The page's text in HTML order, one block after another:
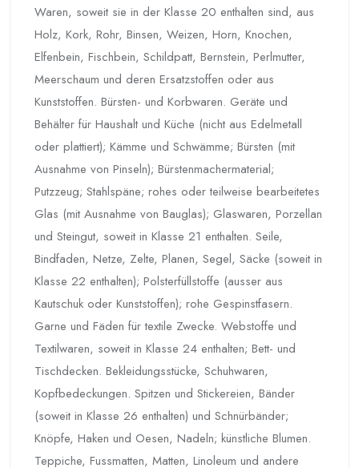
Waren, soweit sie in der Klasse 20 enthalten sind, aus
Holz, Kork, Rohr, Binsen, Weizen, Horn, Knochen,
Elfenbein, Fischbein, Schildpatt, Bernstein, Perlmutter,
Meerschaum und deren Ersatzstoffen oder aus
Kunststoffen. Bürsten- und Korbwaren. Geräte und
Behälter für Haushalt und Küche (nicht aus Edelmetall
oder plattiert); Kämme und Schwämme; Bürsten (mit
Ausnahme von Pinseln); Bürstenmachermaterial;
Putzzeug; Stahlspäne; rohes oder teilweise bearbeitetes
Glas (mit Ausnahme von Bauglas); Glaswaren, Porzellan
und Steingut, soweit in Klasse 21 enthalten. Seile,
Bindfaden, Netze, Zelte, Planen, Segel, Säcke (soweit in
Klasse 22 enthalten); Polsterfüllstoffe (ausser aus
Kautschuk oder Kunststoffen); rohe Gespinstfasern.
Garne und Fäden für textile Zwecke. Webstoffe und
Textilwaren, soweit in Klasse 24 enthalten; Bett- und
Tischdecken. Bekleidungsstücke, Schuhwaren,
Kopfbedeckungen. Spitzen und Stickereien, Bänder
(soweit in Klasse 26 enthalten) und Schnürbänder;
Knöpfe, Haken und Oesen, Nadeln; künstliche Blumen.
Teppiche, Fussmatten, Matten, Linoleum und andere